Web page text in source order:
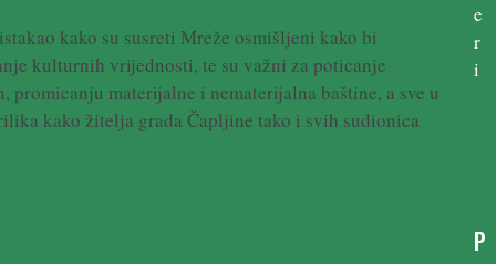
kako su susreti Mreže osmišljeni kako bi
kulturnih vrijednosti, te su važni za poticanje
materijalne i nematerijalna baštine, a sve u
kako žitelja grada Čapljine tako i svih sudionica
e
r
i
P